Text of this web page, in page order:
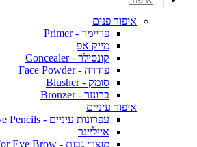
איפור פנים
פריימר - Primer
מייק אפ
קונסילר - Concealer
פודרה - Face Powder
סומק - Blusher
ברונזר - Bronzer
איפור עיניים
עפרונות עיניים - Eye Pencils
אייליינר
מוצרי גבות - For Eye Brow